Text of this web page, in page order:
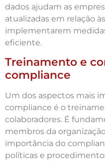
dados ajudam as
atualizadas em relação
implementarem
eficiente.
Treinamento e
compliance
Um dos aspectos mais
compliance é o
colaboradores. É
membros da
importância do
políticas e